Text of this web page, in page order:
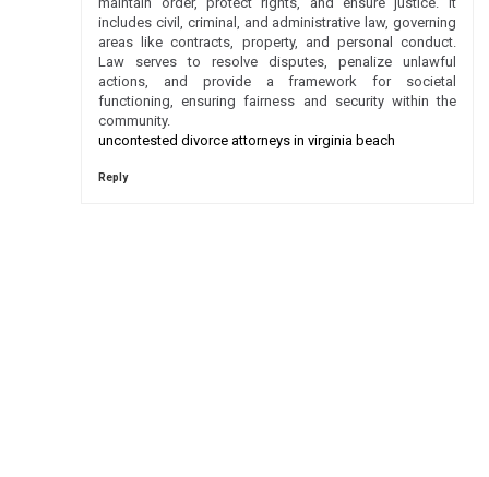
includes civil, criminal, and administrative law, governing
areas like contracts, property, and personal conduct.
Law serves to resolve disputes, penalize unlawful
actions, and provide a framework for societal
functioning, ensuring fairness and security within the
community.
uncontested divorce attorneys in virginia beach
Reply